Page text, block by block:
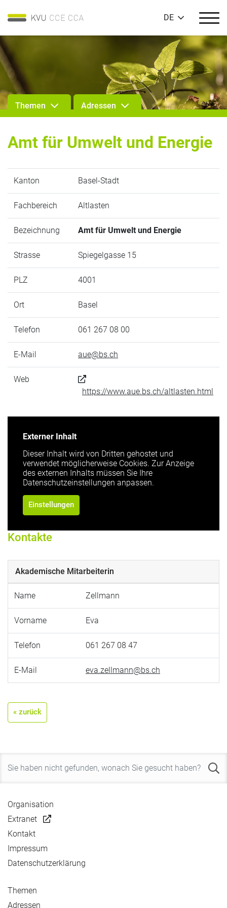
DE
Themen Adressen
Amt für Umwelt und Energie
Kanton Basel-Stadt
Fachbereich Altlasten
Bezeichnung Amt für Umwelt und Energie
Strasse Spiegelgasse 15
PLZ 4001
Ort Basel
Telefon 061 267 08 00
E-Mail aue@bs.ch
Web
https://www.aue.bs.ch/altlasten.html
Externer Inhalt
Dieser Inhalt wird von Dritten gehostet und
verwendet möglicherweise Cookies. Zur Anzeige
des externen Inhalts müssen Sie Ihre
Datenschutzeinstellungen anpassen.
Einstellungen
Kontakte
Akademische Mitarbeiterin
Name Zellmann
Vorname Eva
Telefon 061 267 08 47
E-Mail eva.zellmann@bs.ch
« zurück
Organisation
Extranet
Kontakt
Impressum
Datenschutzerklärung
Themen
Adressen